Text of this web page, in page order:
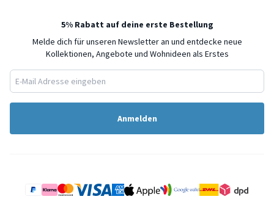
5% Rabatt auf deine erste Bestellung
Melde dich für unseren Newsletter an und entdecke neue
Kollektionen, Angebote und Wohnideen als Erstes
Anmelden